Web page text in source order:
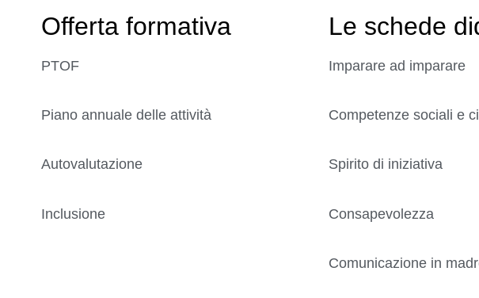
Offerta formativa
PTOF
Piano annuale delle attività
Autovalutazione
Inclusione
Le schede
Imparare ad imparare
Competenze sociali e
Spirito di iniziativa
Consapevolezza
Comunicazione in